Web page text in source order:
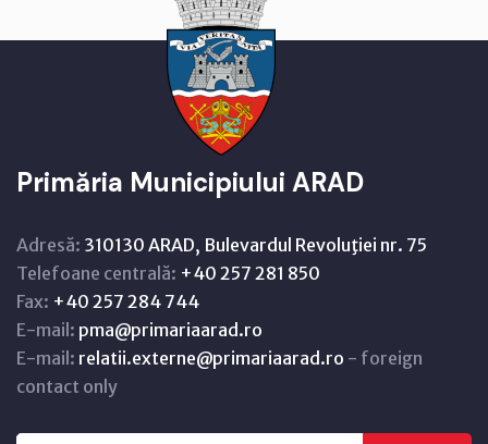
Primăria Municipiului ARAD
Adresă: 310130 ARAD, Bulevardul Revoluţiei nr. 75
Telefoane centrală: +40 257 281 850
Fax: +40 257 284 744
E-mail: pma@primariaarad.ro
E-mail: relatii.externe@primariaarad.ro - foreign
contact only